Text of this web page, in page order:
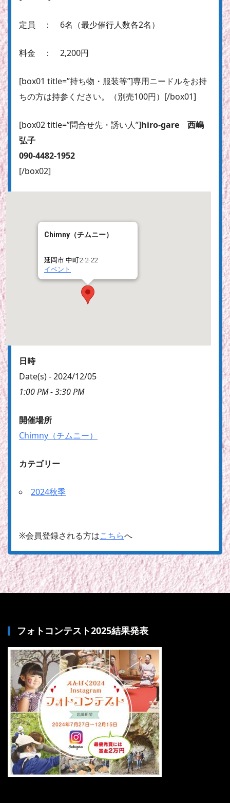
定員 ： 6名（最少催行人数各2名）
料金 ： 2,200円
[box01 title=”持ち物・服装等”]専用ニードルをお持
ちの方は持参ください。（別売100円）[/box01]
[box02 title=”問合せ先・誘い人”]hiro-gare 西嶋
弘子
090-4482-1952
[/box02]
Chimny（チムニー）
延岡市 中町2-2-22
イベント
日時
Date(s) - 2024/12/05
1:00 PM - 3:30 PM
開催場所
Chimny（チムニー）
カテゴリー
2024秋季
※会員登録される方はこちらへ
フォトコンテスト2025結果発表